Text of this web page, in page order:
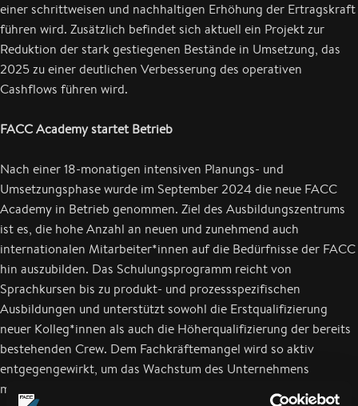
einer schrittweisen und nachhaltigen Erhöhung der Ertragskraft
führen wird. Zusätzlich befindet sich aktuell ein Projekt zur
Reduktion der stark gestiegenen Bestände in Umsetzung, das
2025 zu einer deutlichen Verbesserung des operativen
Cashflows führen wird.
FACC Academy startet Betrieb
Nach einer 18-monatigen intensiven Planungs- und
Umsetzungsphase wurde im September 2024 die neue FACC
Academy in Betrieb genommen. Ziel des Ausbildungszentrums
ist es, die hohe Anzahl an neuen und zunehmend auch
internationalen Mitarbeiter*innen auf die Bedürfnisse der FACC
hin auszubilden. Das Schulungsprogramm reicht von
Sprachkursen bis zu produkt- und prozessspezifischen
Ausbildungen und unterstützt sowohl die Erstqualifizierung
neuer Kolleg*innen als auch die Höherqualifizierung der bereits
bestehenden Crew. Dem Fachkräftemangel wird so aktiv
entgegengewirkt, um das Wachstum des Unternehmens
maximal zu unterstützen.